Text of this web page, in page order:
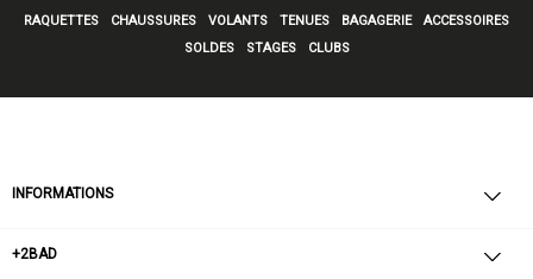
RAQUETTES CHAUSSURES VOLANTS TENUES BAGAGERIE
ACCESSOIRES
SOLDES
STAGES CLUBS
INFORMATIONS
+2BAD